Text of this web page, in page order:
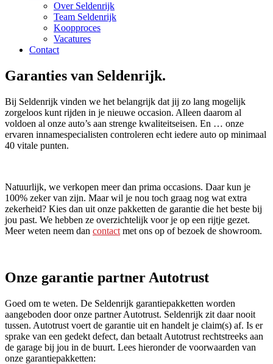
Over Seldenrijk
Team Seldenrijk
Koopproces
Vacatures
Contact
Garanties van Seldenrijk.
Bij Seldenrijk vinden we het belangrijk dat jij zo lang mogelijk
zorgeloos kunt rijden in je nieuwe occasion. Alleen daarom al
voldoen al onze auto’s aan strenge kwaliteitseisen. En … onze
ervaren innamespecialisten controleren echt iedere auto op minimaal
40 vitale punten.
Natuurlijk, we verkopen meer dan prima occasions. Daar kun je
100% zeker van zijn. Maar wil je nou toch graag nog wat extra
zekerheid? Kies dan uit onze pakketten de garantie die het beste bij
jou past. We hebben ze overzichtelijk voor je op een rijtje gezet.
Meer weten neem dan contact met ons op of bezoek de showroom.
Onze garantie partner Autotrust
Goed om te weten. De Seldenrijk garantiepakketten worden
aangeboden door onze partner Autotrust. Seldenrijk zit daar nooit
tussen. Autotrust voert de garantie uit en handelt je claim(s) af. Is er
sprake van een gedekt defect, dan betaalt Autotrust rechtstreeks aan
de garage bij jou in de buurt. Lees hieronder de voorwaarden van
onze garantiepakketten: